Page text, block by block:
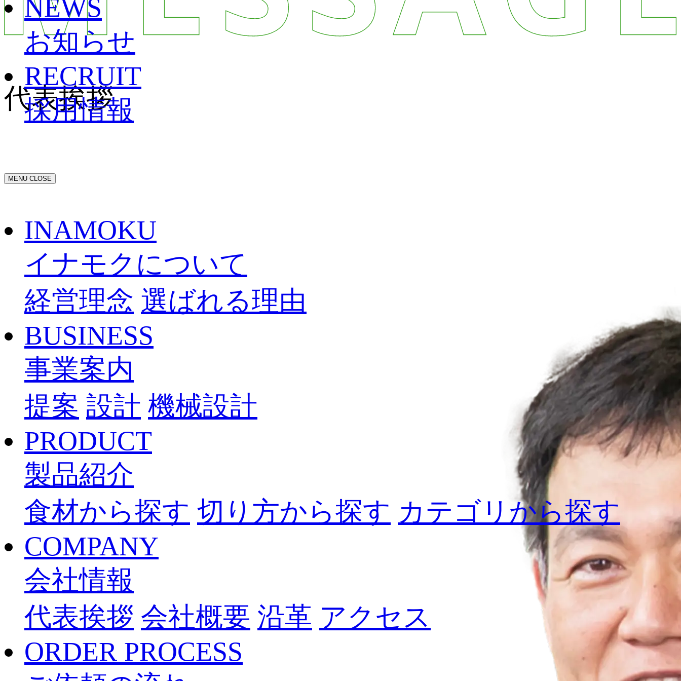
NEWS
お知らせ
RECRUIT
採用情報
MENU CLOSE
INAMOKU
イナモクについて
経営理念 選ばれる理由
BUSINESS
事業案内
提案 設計 機械設計
PRODUCT
製品紹介
食材から探す 切り方から探す カテゴリから探す
COMPANY
会社情報
代表挨拶 会社概要 沿革 アクセス
ORDER PROCESS
代表挨拶